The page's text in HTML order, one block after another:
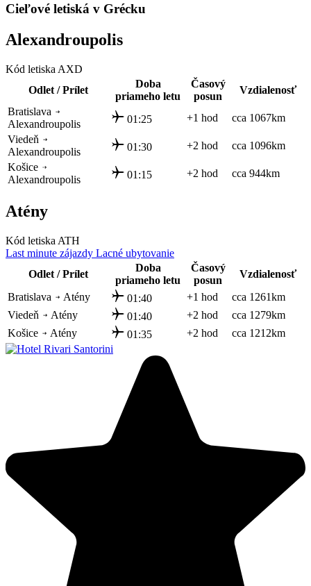
Cieľové letiská v Grécku
Alexandroupolis
Kód letiska AXD
Odlet / Prílet
Doba
priameho letu
Časový
posun
Vzdialenosť
Bratislava
Alexandroupolis
01:25 +1 hod
cca 1067km
Viedeň
Alexandroupolis
01:30 +2 hod
cca 1096km
Košice
Alexandroupolis
01:15 +2 hod cca 944km
Atény
Kód letiska ATH
Last minute zájazdy Lacné ubytovanie
Odlet / Prílet
Doba
priameho letu
Časový
posun
Vzdialenosť
Bratislava
Atény 01:40 +1 hod
cca 1261km
Viedeň
Atény 01:40 +2 hod
cca 1279km
Košice
Atény 01:35 +2 hod cca 1212km